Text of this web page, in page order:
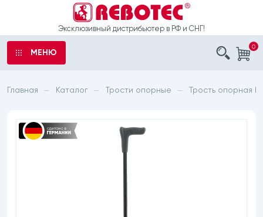
Эксклюзивный дистрибьютер в РФ и СНГ!
МЕНЮ
0
Главная — Каталог — Трости опорные — Трость опорная